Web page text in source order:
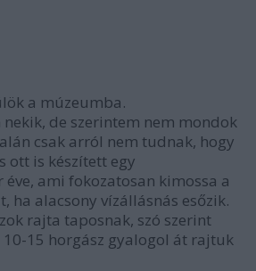
a múzeumba.
de szerintem nem mondok
csak arról nem tudnak, hogy
ott is készített egy
éve, ami fokozatosan kimossa a
ha alacsony vízállásnás esőzik.
rajta taposnak, szó szerint
15 horgász gyalogol át rajtuk